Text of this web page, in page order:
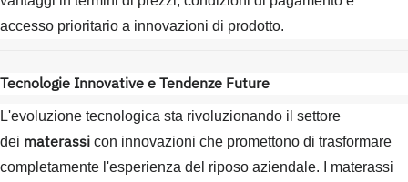
accesso prioritario a innovazioni di prodotto.
Tecnologie Innovative e Tendenze Future
L'evoluzione tecnologica sta rivoluzionando il settore
dei materassi con innovazioni che promettono di trasformare
completamente l'esperienza del riposo aziendale. I materassi